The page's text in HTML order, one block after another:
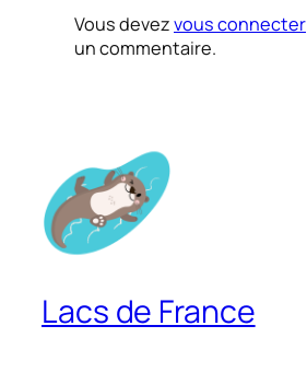
Vous devezvous connecter
un commentaire.
Lacs de France